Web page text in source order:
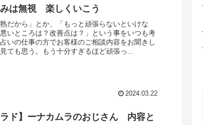
は無視 楽しくいこう
熟だから」とか、「もっと頑張らないといけな
いところは？改善点は？」という事をいつも考
いの仕事の方でお客様のご相談内容をお聞きし
ても思う。もう十分すぎるほど頑張っ...
2024.03.22
ド】ーナカムラのおじさん 内容と